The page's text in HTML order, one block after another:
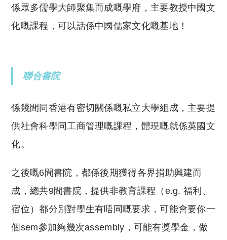
係眾多儒學大師聚集而成嘅學府，主要教授中國文
化嘅課程，可以話係中國儒家文化嘅基地！
聯合書院
係幾間同香港有密切關係嘅私立大學組成，主要提
供社會科學同工商管理嘅課程，體現嘅就係英國文
化。
之後嘅6間書院，都係後期獲得各界捐助興建而
成，總共9間書院，提供非教育課程（e.g. 福利、
宿位）都分別對學生有唔同嘅要求，可能會要你一
個sem參加夠幾次assembly，可能有獎學金，做